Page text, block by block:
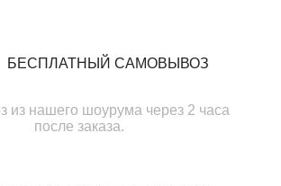
БЕСПЛАТНЫЙ САМОВЫВОЗ
из нашего шоурума через 2 часа
после заказа.